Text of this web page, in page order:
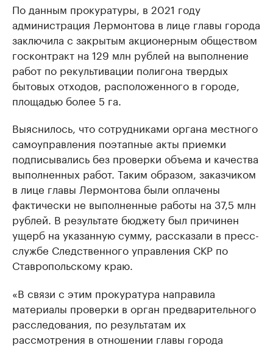
По данным прокуратуры, в 2021 году
администрация Лермонтова в лице главы города
заключила с закрытым акционерным обществом
госконтракт на 129 млн рублей на выполнение
работ по рекультивации полигона твердых
бытовых отходов, расположенного в городе,
площадью более 5 га.
Выяснилось, что сотрудниками органа местного
самоуправления поэтапные акты приемки
подписывались без проверки объема и качества
выполненных работ. Таким образом, заказчиком
в лице главы Лермонтова были оплачены
фактически не выполненные работы на 37,5 млн
рублей. В результате бюджету был причинен
ущерб на указанную сумму, рассказали в пресс-
службе Следственного управления СКР по
Ставропольскому краю.
«В связи с этим прокуратура направила
материалы проверки в орган предварительного
расследования, по результатам их
рассмотрения в отношении главы города